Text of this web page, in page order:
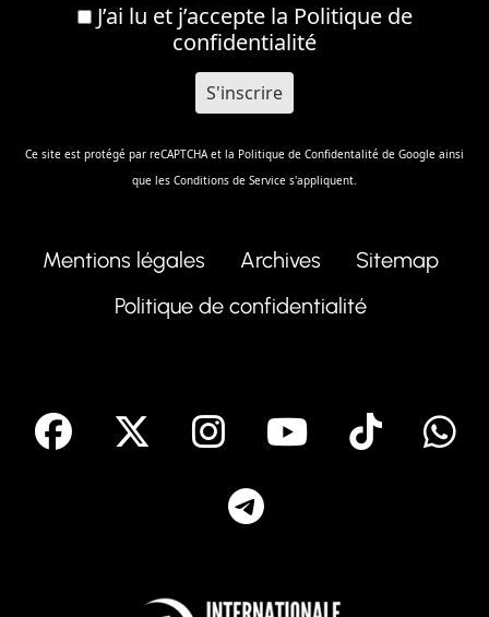
J’ai lu et j’accepte la Politique de
confidentialité
Ce site est protégé par reCAPTCHA et la Politique de Confidentalité de Google ainsi
que les Conditions de Service s'appliquent.
Mentions légales Archives
Sitemap
Politique de confidentialité
facebook Instagram
Youtube
Tik